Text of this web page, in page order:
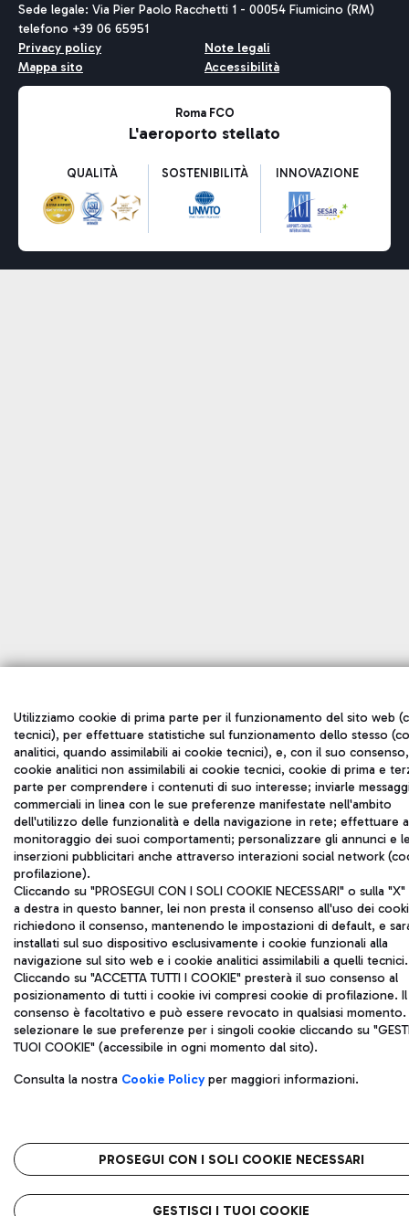
Sede legale: Via Pier Paolo Racchetti 1 - 00054 Fiumicino (RM)
telefono +39 06 65951
Privacy policy
Note legali
Mappa sito
Accessibilità
Roma FCO
L'aeroporto stellato
QUALITÀ SOSTENIBILITÀ INNOVAZIONE
Utilizziamo cookie di prima parte per il funzionamento del sito web
tecnici), per effettuare statistiche sul funzionamento dello stesso
analitici, quando assimilabili ai cookie tecnici), e, con il suo consenso,
cookie analitici non assimilabili ai cookie tecnici, cookie di prima e
parte per comprendere i contenuti di suo interesse; inviarle
commerciali in linea con le sue preferenze manifestate nell'ambito
dell'utilizzo delle funzionalità e della navigazione in rete; effettuare
monitoraggio dei suoi comportamenti; personalizzare gli annunci e
inserzioni pubblicitari anche attraverso interazioni social network
profilazione).
Cliccando su "PROSEGUI CON I SOLI COOKIE NECESSARI" o sulla
a destra in questo banner, lei non presta il consenso all'uso dei
richiedono il consenso, mantenendo le impostazioni di default, e
installati sul suo dispositivo esclusivamente i cookie funzionali alla
navigazione sul sito web e i cookie analitici assimilabili a quelli tecnici.
Cliccando su "ACCETTA TUTTI I COOKIE" presterà il suo consenso al
posizionamento di tutti i cookie ivi compresi cookie di profilazione. Il
consenso è facoltativo e può essere revocato in qualsiasi
selezionare le sue preferenze per i singoli cookie cliccando su
TUOI COOKIE" (accessibile in ogni momento dal sito).
Consulta la nostra Cookie Policyper maggiori informazioni.
PROSEGUI CON I SOLI COOKIE NECESSARI
GESTISCI I TUOI COOKIE